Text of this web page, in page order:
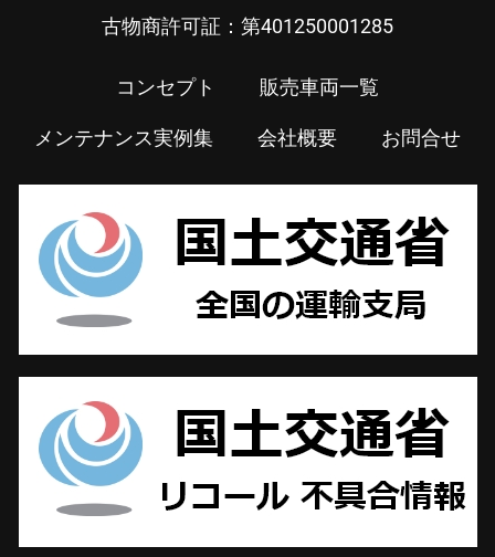
古物商許可証：第401250001285
コンセプト 販売車両一覧
メンテナンス実例集 会社概要 お問合せ